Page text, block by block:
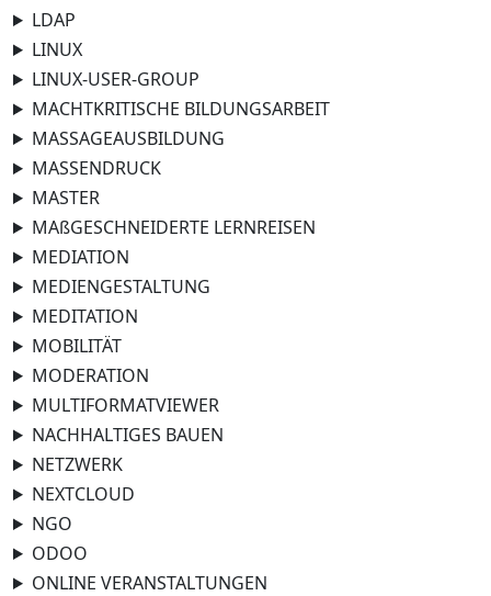
LDAP
LINUX
LINUX-USER-GROUP
MACHTKRITISCHE BILDUNGSARBEIT
MASSAGEAUSBILDUNG
MASSENDRUCK
MASTER
MAßGESCHNEIDERTE LERNREISEN
MEDIATION
MEDIENGESTALTUNG
MEDITATION
MOBILITÄT
MODERATION
MULTIFORMATVIEWER
NACHHALTIGES BAUEN
NETZWERK
NEXTCLOUD
NGO
ODOO
ONLINE VERANSTALTUNGEN